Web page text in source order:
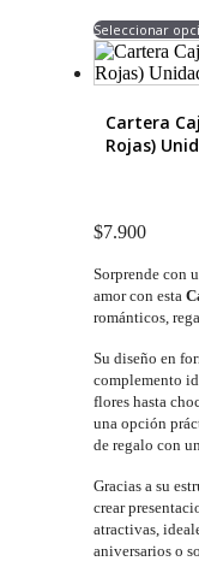
Seleccionar
Cartera
Rojas)
$7.900
Sorprende con
amor con esta
románticos,
Su diseño en
complemento
flores hasta
una opción
de regalo con
Gracias a su
crear
atractivas,
aniversarios o